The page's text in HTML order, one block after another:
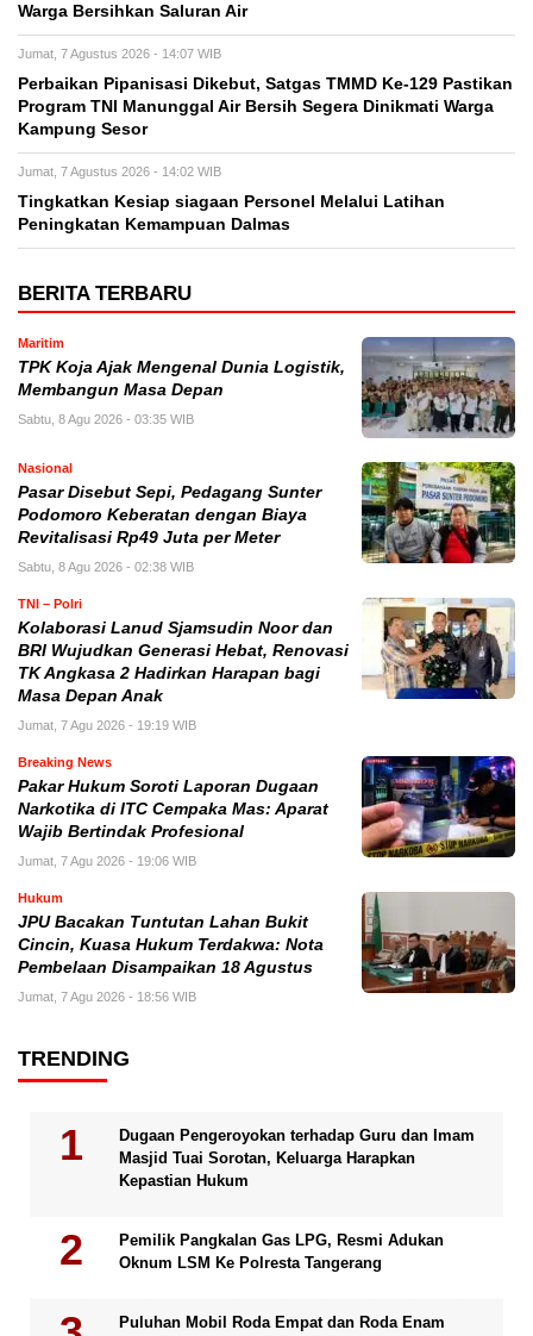
Warga Bersihkan Saluran Air
Jumat, 7 Agustus 2026 - 14:07 WIB
Perbaikan Pipanisasi Dikebut, Satgas TMMD Ke-129 Pastikan
Program TNI Manunggal Air Bersih Segera Dinikmati Warga
Kampung Sesor
Jumat, 7 Agustus 2026 - 14:02 WIB
Tingkatkan Kesiap siagaan Personel Melalui Latihan
Peningkatan Kemampuan Dalmas
BERITA TERBARU
Maritim
TPK Koja Ajak Mengenal Dunia Logistik,
Membangun Masa Depan
Sabtu, 8 Agu 2026 - 03:35 WIB
Nasional
Pasar Disebut Sepi, Pedagang Sunter
Podomoro Keberatan dengan Biaya
Revitalisasi Rp49 Juta per Meter
Sabtu, 8 Agu 2026 - 02:38 WIB
TNI – Polri
Kolaborasi Lanud Sjamsudin Noor dan
BRI Wujudkan Generasi Hebat, Renovasi
TK Angkasa 2 Hadirkan Harapan bagi
Masa Depan Anak
Jumat, 7 Agu 2026 - 19:19 WIB
Breaking News
Pakar Hukum Soroti Laporan Dugaan
Narkotika di ITC Cempaka Mas: Aparat
Wajib Bertindak Profesional
Jumat, 7 Agu 2026 - 19:06 WIB
Hukum
JPU Bacakan Tuntutan Lahan Bukit
Cincin, Kuasa Hukum Terdakwa: Nota
Pembelaan Disampaikan 18 Agustus
Jumat, 7 Agu 2026 - 18:56 WIB
TRENDING
Dugaan Pengeroyokan terhadap Guru dan Imam
Masjid Tuai Sorotan, Keluarga Harapkan
Kepastian Hukum
Pemilik Pangkalan Gas LPG, Resmi Adukan
Oknum LSM Ke Polresta Tangerang
Puluhan Mobil Roda Empat dan Roda Enam